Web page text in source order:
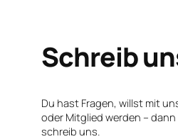
Schreib
Du hast Fragen, willst mit
oder Mitglied werden –
schreib uns.